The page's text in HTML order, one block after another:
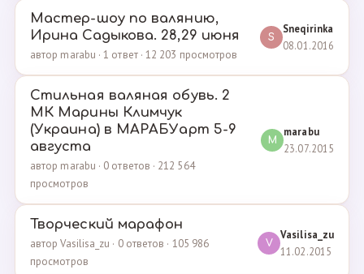
Мастер-шоу по валянию,
Ирина Садыкова. 28,29 июня
автор marabu · 1 ответ · 12 203 просмотров
S
Sneqirinka
08.01.2016
Стильная валяная обувь. 2
МК Марины Климчук
(Украина) в МАРАБУарт 5-9
августа
автор marabu · 0 ответов · 212 564
просмотров
M
marabu
23.07.2015
Творческий марафон
автор Vasilisa_zu · 0 ответов · 105 986
просмотров
V
Vasilisa_zu
11.02.2015